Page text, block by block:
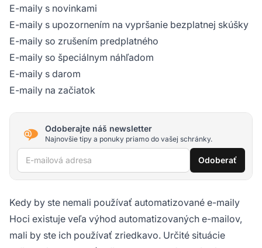
E-maily s novinkami
E-maily s upozornením na vypršanie bezplatnej skúšky
E-maily so zrušením predplatného
E-maily so špeciálnym náhľadom
E-maily s darom
E-maily na začiatok
Odoberajte náš newsletter
Najnovšie tipy a ponuky priamo do vašej schránky.
E-mailová adresa Odoberať
Kedy by ste nemali používať automatizované e-maily
Hoci existuje veľa výhod automatizovaných e-mailov,
mali by ste ich používať zriedkavo. Určité situácie